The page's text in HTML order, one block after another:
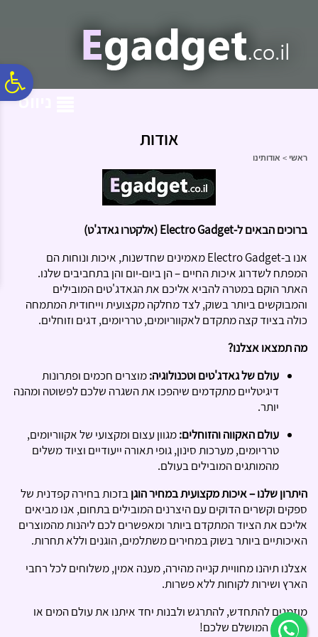
המרכזי
ניווט
אודות
ראשי > אודותינו
ברוכים הבאים ל-Electro Gadget (אלקטרו גאדג'ט)
אנו ב-Electro Gadget מאמינים שחדשנות, איכות ונוחות הם
המפתח לשדרוג איכות החיים – הן ביום-יום והן בתחביבים שלנו.
האתר הוקם במטרה להביא אליכם את הגאדג'טים המובילים
והמבוקשים ביותר בשוק, לצד מחלקה מקצועית וייחודית המתמחה
כולה בציוד קצה מתקדם לאקווריומים, טרריומים, דגים וזוחלים.
מה תמצאו אצלנו?
עולם של גאדג'טים וטכנולוגיה:מוצרים חכמים ופתרונות
דיגיטליים מתקדמים שיהפכו את השגרה שלכם לפשוטה ומהנה
יותר.
עולם האקווה והזוחלים:מגוון עצום ומקצועי של אקווריומים,
טרריומים, מערכות סינון, גופי תאורה ייעודיים וציוד משלים
מהמותגים המובילים בעולם.
היתרון שלנו – איכות מקצועית במחיר הוגןבזכות בחירה קפדנית של
ספקים וקשרים הדוקים עם היצרנים המובילים בתחום, אנו מביאים
אליכם את הציוד המתקדם ביותר ומאפשרים לכם ליהנות מהמוצרים
האיכותיים ביותר בשוק במחירים משתלמים, הוגנים וללא תחרות.
אצלנו תיהנו מחוויית קנייה מהירה, מענה אמין, משלוחים לכל רחבי
הארץ ושירות לקוחות ללא פשרות.
מוזמנים להתחדש, להתרגש ולבנות יחד איתנו את עולם המים או
הטרריום המושלם שלכם!